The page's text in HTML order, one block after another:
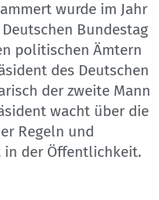
wurde im Jahr
Bundestag
politischen Ämtern
des Deutschen
der zweite Mann
wacht über die
Regeln und
in der Öffentlichkeit.